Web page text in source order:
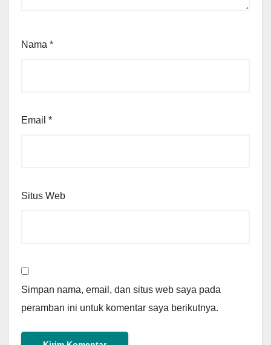
Nama *
Email *
Situs Web
Simpan nama, email, dan situs web saya pada
peramban ini untuk komentar saya berikutnya.